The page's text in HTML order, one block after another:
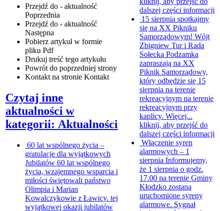
Przejdź do - aktualność
Poprzednia
Przejdź do - aktualność
Następna
Pobierz artykuł w formie
pliku Pdf
Drukuj treść tego artykułu
Powrót do poprzedniej strony
Kontakt na stronie Kontakt
Czytaj inne
aktualności w
kategorii: Aktualności
60 lat wspólnego życia –
gratulacje dla wyjątkowych
Jubilatów 60 lat wspólnego
życia, wzajemnego wsparcia i
miłości świętowali państwo
Olimpia i Marian
Kowalczykowie z Ławicy. tej
wyjątkowej okazji jubilatów
dalszej części informacji
15 sierpnia spotkajmy
się na XX Pikniku
Samorządowym! Wójt
Zbigniew Tur i Rada
Sołecka Podzamka
zapraszają na XX
Piknik Samorządowy,
który odbędzie się 15
sierpnia na terenie
rekreacyjnym na terenie
rekreacyjnym przy
kaplicy. Więcej...
kliknij, aby przejść do
dalszej części informacji
Włączenie syren
alarmowych – 1
sierpnia Informujemy,
że 1 sierpnia o godz.
17.00 na terenie Gminy
Kłodzko zostaną
uruchomione syreny
alarmowe. Sygnał